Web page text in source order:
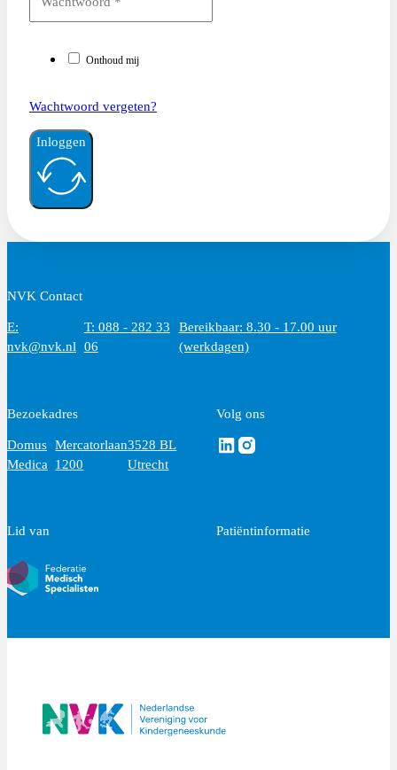
Onthoud mij
Wachtwoord vergeten?
Inloggen
NVK Contact
E:
nvk@nvk.nl
T: 088 - 282 33
06
Bereikbaar: 8.30 - 17.00 uur
(werkdagen)
Bezoekadres
Domus
Medica
Mercatorlaan
1200
3528 BL
Utrecht
Volg ons
Volg ons via Linkedin
Volg ons via Instagram
Lid van Patiëntinformatie